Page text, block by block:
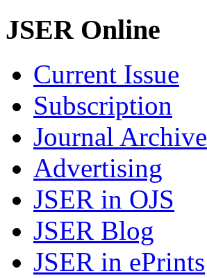
JSER Online
Current Issue
Subscription
Journal Archive
Advertising
JSER in OJS
JSER Blog
JSER in ePrints